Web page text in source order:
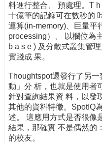
料進行整合、 預處理。T
十億筆的記錄可在數秒的
運算(in-memory)、巨量平
processing）、 以欄位為
b a s e ) 及分散式叢集管
實踐成 果。
Thoughtspot還發行了另
動」分 析，也就是使用者
針對查詢結果資 料，以發
其他的資料特徵。SpotIQ
述。 這應用方式是否很像
結果，那確實 不是偶然的
的校友。